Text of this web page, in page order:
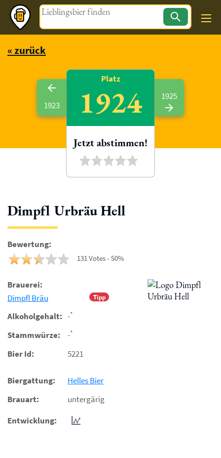
Magazin
« zurück
Dimpfl Urbräu Hell
Bewertung:
131 Votes - 50%
Brauerei:
Tipp
Dimpfl Bräu
Alkoholgehalt: -*
Stammwürze: -*
Bier Id: 5221
Biergattung:
Helles Bier
Brauart:
untergärig
Entwicklung:
1923
Platz
1924
Jetzt abstimmen!
1925